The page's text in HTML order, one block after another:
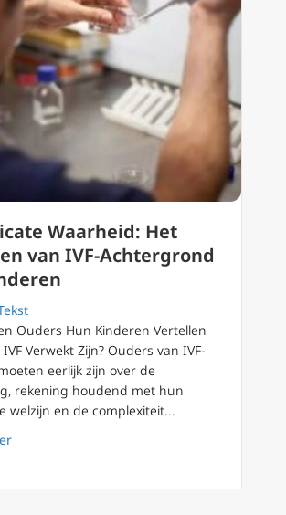
Waarheid: Het
van IVF-Achtergrond
Ouders Hun Kinderen Vertellen
IVF Verwekt Zijn? Ouders van IVF-
eerlijk zijn over de
rekening houdend met hun
welzijn en de complexiteit...
about De Delicate Waarheid: Het Vertellen